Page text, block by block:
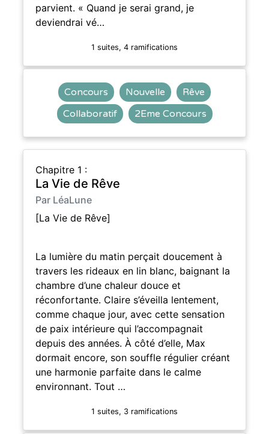
parvient. « Quand je serai grand, je
deviendrai vé…
1 suites, 4 ramifications
Concours Nouvelle
Rêve
Collaboratif
2Eme Concours
Chapitre 1 :
La Vie de Rêve
Par LéaLune
[La Vie de Rêve]
La lumière du matin perçait doucement à
travers les rideaux en lin blanc, baignant la
chambre d’une chaleur douce et
réconfortante. Claire s’éveilla lentement,
comme chaque jour, avec cette sensation
de paix intérieure qui l’accompagnait
depuis des années. À côté d’elle, Max
dormait encore, son souffle régulier créant
une harmonie parfaite dans le calme
environnant. Tout …
1 suites, 3 ramifications